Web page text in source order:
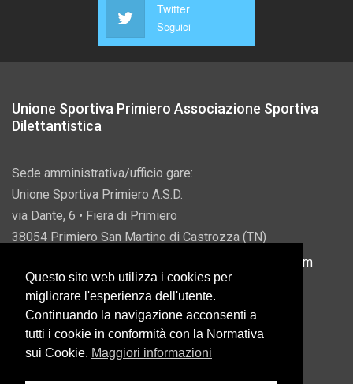
Twitter
Seguici
Unione Sportiva Primiero Associazione Sportiva
Dilettantistica
Sede amministrativa/ufficio gare:
Unione Sportiva Primiero A.S.D.
via Dante, 6 • Fiera di Primiero
38054 Primiero San Martino di Castrozza (TN)
info@usprimiero.com
Vantaggi da Pubblica Amministrazione
Questo sito web utilizza i cookies per
migliorare l'esperienza dell'utente.
Continuando la navigazione acconsenti a
tutti i cookie in conformità con la Normativa
sui Cookie. Maggiori informazioni